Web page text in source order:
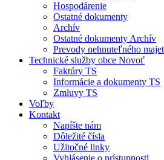
Hospodárenie
Ostatné dokumenty
Archív
Ostatné dokumenty Archív
Prevody nehnuteľného
Technické služby obce Novoť
Faktúry TS
Informácie a dokumenty TS
Zmluvy TS
Voľby
Kontakt
Napíšte nám
Dôležité čísla
Užitočné linky
Vyhlásenie o prístupnosti